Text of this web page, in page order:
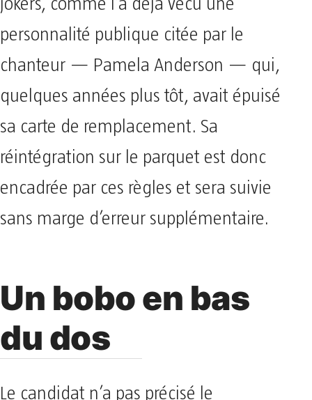
jokers, comme l’a déjà vécu une
personnalité publique citée par le
chanteur — Pamela Anderson — qui,
quelques années plus tôt, avait épuisé
sa carte de remplacement. Sa
réintégration sur le parquet est donc
encadrée par ces règles et sera suivie
sans marge d’erreur supplémentaire.
Un bobo en bas
du dos
Le candidat n’a pas précisé le